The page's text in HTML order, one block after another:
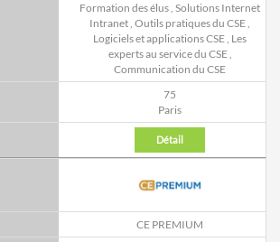
Formation des élus, Solutions Internet
Intranet, Outils pratiques du CSE,
Logiciels et applications CSE, Les
experts au service du CSE,
Communication du CSE
75
Paris
Détail
CE PREMIUM